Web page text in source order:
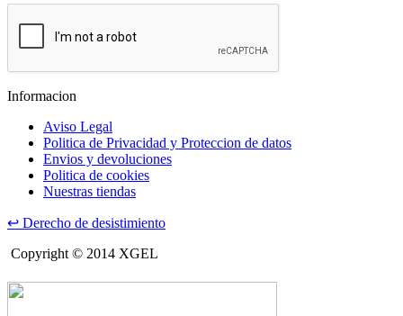
Informacion
Aviso Legal
Politica de Privacidad y Proteccion de datos
Envios y devoluciones
Politica de cookies
Nuestras tiendas
↩ Derecho de desistimiento
Copyright © 2014 XGEL